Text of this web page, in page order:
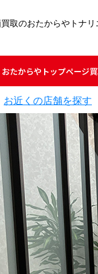
取のおたからやトナリ
おたからや トップページ
お近くの店舗を探す